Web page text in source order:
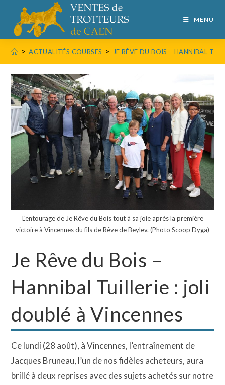
MENU
> ACTUALITÉS COURSES > JE RÊVE DU BOIS – HANNIBAL
L'entourage de Je Rêve du Bois tout à sa joie après la première
victoire à Vincennes du fils de Rêve de Beylev. (Photo Scoop Dyga)
Je Rêve du Bois –
Hannibal Tuillerie : joli
doublé à Vincennes
Ce lundi (28 août), à Vincennes, l’entraînement de
Jacques Bruneau, l’un de nos fidèles acheteurs, aura
brillé à deux reprises avec des sujets achetés sur notre